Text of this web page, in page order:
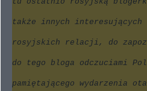
także innych
rosyjskich relacji, do
do tego bloga odczuciami
pamiętającego wydarzenia